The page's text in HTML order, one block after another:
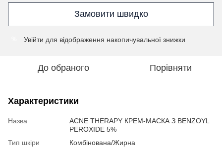
Замовити швидко
Увійти для відображення накопичувальної знижки
До обраного Порівняти
Характеристики
Назва
ACNE THERAPY КРЕМ-МАСКА З BENZOYL
PEROXIDE 5%
Тип шкіри
Комбінована/Жирна